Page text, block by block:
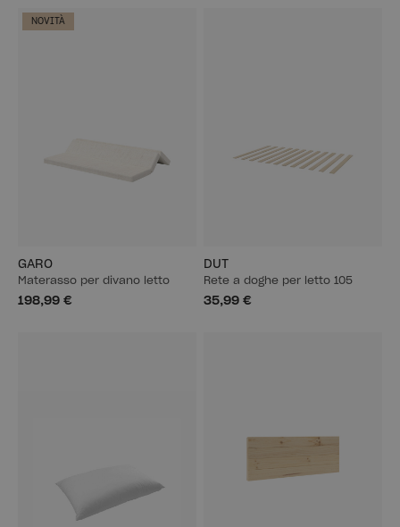
NOVITÀ
GARO
Materasso per divano letto
198,99 €
DUT
Rete a doghe per letto 105
35,99 €